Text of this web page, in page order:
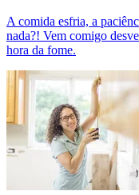
A comida esfria, a
nada?! Vem comigo
hora da fome.